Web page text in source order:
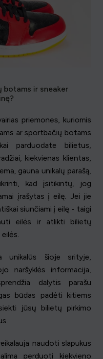
botams ir sneaker
priemones, kuriomis
ar sportbačių botams
parduodate bilietus,
kiekvienas klientas,
gauna unikalų parašą,
kad įsitikintų, jog
įrašytas į eilę. Jei jie
siunčiami į eilę - taigi
eilės ir atlikti bilietų
unikalūs šioje srityje,
naršyklės informacija,
dalytis parašu
būdas padėti kitiems
jūsų bilietų pirkimo
naudoti slapukus
perduoti kiekvieno